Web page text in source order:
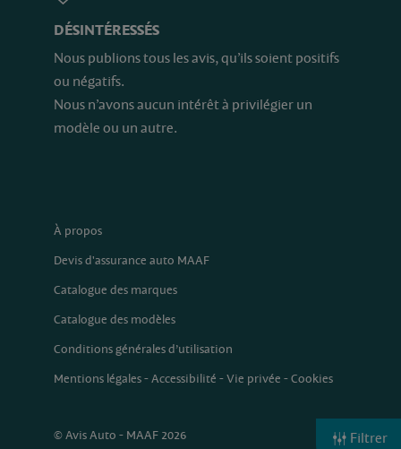
Filtrer
DÉSINTÉRESSÉS
Nous publions tous les avis, qu’ils soient positifs
ou négatifs.
Nous n’avons aucun intérêt à privilégier un
modèle ou un autre.
À propos
Devis d'assurance auto MAAF
Catalogue des marques
Catalogue des modèles
Conditions générales d’utilisation
Mentions légales-Accessibilité -Vie privée -Cookies
© Avis Auto - MAAF 2026